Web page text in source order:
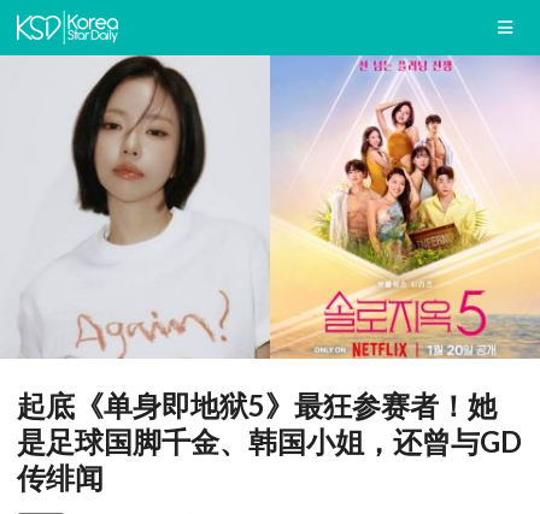
起底《单身即地狱5》最狂参赛者！她
是足球国脚千金、韩国小姐，还曾与GD
传绯闻